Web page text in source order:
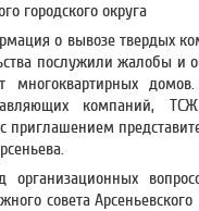
городского округа
о вывозе твердых
послужили жалобы
многоквартирных
компаний,
приглашением
совета Арсеньевского